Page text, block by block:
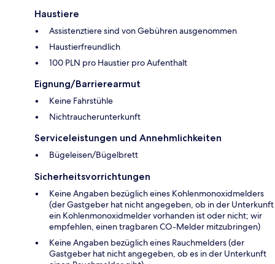
Haustiere
Assistenztiere sind von Gebühren ausgenommen
Haustierfreundlich
100 PLN pro Haustier pro Aufenthalt
Eignung/Barrierearmut
Keine Fahrstühle
Nichtraucherunterkunft
Serviceleistungen und Annehmlichkeiten
Bügeleisen/Bügelbrett
Sicherheitsvorrichtungen
Keine Angaben bezüglich eines Kohlenmonoxidmelders
(der Gastgeber hat nicht angegeben, ob in der Unterkunft
ein Kohlenmonoxidmelder vorhanden ist oder nicht; wir
empfehlen, einen tragbaren CO-Melder mitzubringen)
Keine Angaben bezüglich eines Rauchmelders (der
Gastgeber hat nicht angegeben, ob es in der Unterkunft